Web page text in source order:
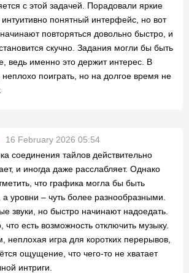
с этой задачей. Порадовали яркие
интуитивно понятный интерфейс, но вот
повторяться довольно быстро, и
скучно. Задания могли бы быть
ведь именно это держит интерес. В
поиграть, но на долгое время не
16 February 2026 05:54
соединения тайлов действительно
и иногда даже расслабляет. Однако
что графика могла бы быть
а уровни – чуть более разнообразными.
звуки, но быстро начинают надоедать.
есть возможность отключить музыку.
неплохая игра для коротких перерывов,
ощущение, что чего-то не хватает
интриги.